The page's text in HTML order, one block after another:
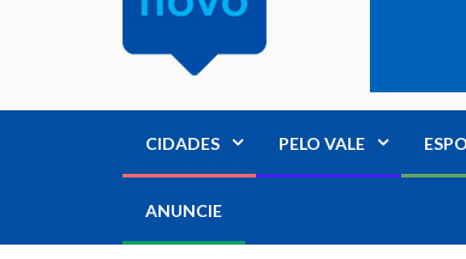
CIDADES PELO VALE
ANUNCIE